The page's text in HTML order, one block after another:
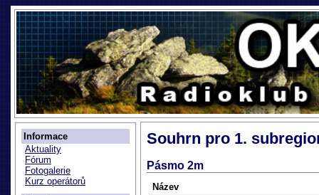
Informace
Aktuality
Fórum
Fotogalerie
Kurz operátorů
Souhrn pro 1.
Pásmo 2m
Název